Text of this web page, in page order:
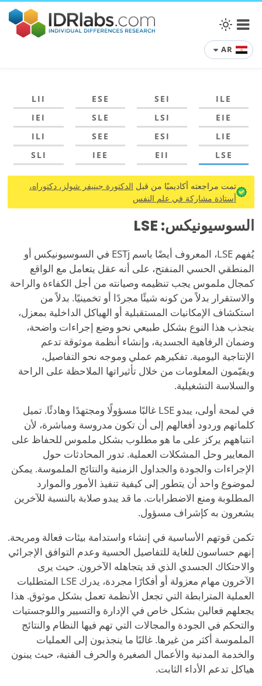
AR
ILE
SEI
ESE
LII
EIE
LSI
SLE
IEI
LIE
ESI
SEE
ILI
LSE
EII
IEE
SLI
تمت مراجعته أكاديميًا من قبل الدكتورة جينيفر شولز، دكتوراه،
أستاذة مشاركة في علم النفس
السوسيونيكس: LSE
يُفهم LSE، المعروف أيضًا باسم ESTj في السوسيونيكس أو
المنطقي الحسي المنفتح، على أنه عقل يتعامل مع الواقع
كمجال ملموس يجب تنظيمه وصيانته من أجل الكفاءة والراحة
والاستقرار بدلاً من كونه شيئًا مجردًا أو تخمينيًا. بدلاً من
استكشاف الإمكانيات المستقبلية أو الهياكل الداخلية بمعزل،
ينجذب هذا النوع بشكل طبيعي نحو وضع إجراءات واضحة،
وضمان الرفاهية الجسدية، وإنشاء أنظمة موثوقة تدعم
الإنتاجية اليومية. تفكيرهم عملي وموجه نحو التفاصيل،
ويقيّمون المعلومات من خلال تأثيراتها الملاحظة على الراحة
والسلاسة التشغيلية.
في لمحة أولى، يبدو LSE غالبًا مسؤولًا ومجتهدًا وهادئًا. تميل
كلماتهم وردود أفعالهم إلى أن تكون مدروسة ومباشرة، لأن
انتباههم يركز على ما هو مطلوب بشكل ملموس للحفاظ على
المعايير وحل المشكلات العملية. تدور المحادثات حول
الإجراءات والجودة والجداول الزمنية والنتائج الملموسة. يمكن
لموضوع واحد أن يتطور إلى كيفية تنفيذ الأمور والموارد
المطلوبة ومنع الاضطرابات. ما قد يبدو صلابة بالنسبة للآخرين
يشعرون به كإشراف مسؤول.
تكمن قوتهم الأساسية في إنشاء واستدامة بيئات فعالة ومريحة.
إنهم حساسون للغاية للتفاصيل الحسية وعدم التوافق الإجرائي
والاحتكاك الجسدي الذي قد يتجاهله الآخرون. حيث يرى
الآخرون مهام معزولة أو أفكارًا مجردة، يدرك LSE المتطلبات
العملية المترابطة التي تجعل الأنظمة تعمل بشكل موثوق. هذا
يجعلهم فعالين بشكل خاص في الإدارة والتسيير واللوجستيات
والتحكم في الجودة والمجالات التي تهم فيها النظام والنتائج
الملموسة أكثر من غيرها. غالبًا ما ينجذبون إلى العمليات
والخدمة المدنية والأعمال الصغيرة والحرف الفنية، حيث يبنون
هياكل تدعم الأداء الثابت.